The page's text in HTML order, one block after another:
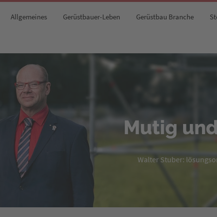
Allgemeines Gerüstbauer-Leben Gerüstbau Branche
Mutig
Walter Stuber: